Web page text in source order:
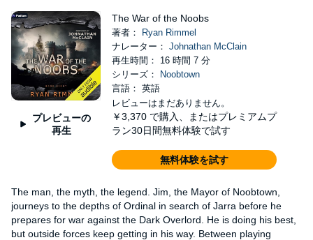
プレビューの
再生
The War of the Noobs
著者：
Ryan Rimmel
ナレーター： Johnathan McClain
再生時間： 16 時間 7 分
シリーズ：
Noobtown
言語： 英語
レビューはまだありません。
￥3,370 で購入、またはプレミアムプ
ラン30日間無料体験で試す
無料体験を試す
The man, the myth, the legend. Jim, the Mayor of Noobtown,
journeys to the depths of Ordinal in search of Jarra before he
prepares for war against the Dark Overlord. He is doing his best,
but outside forces keep getting in his way. Between playing